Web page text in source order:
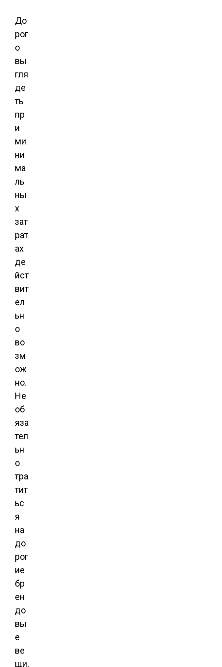
До
рог
о
вы
гля
де
ть
пр
и
ми
ни
ма
ль
ны
х
зат
рат
ах
де
йст
вит
ел
ьн
о
во
зм
ож
но.
Не
об
яза
тел
ьн
о
тра
тит
ьс
я
на
до
рог
ие
бр
ен
до
вы
е
ве
щи,